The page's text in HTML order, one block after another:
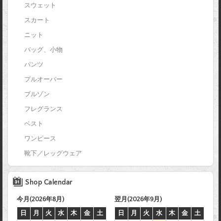
スウェット
スカート
ニット
バッグ、小物
パンツ
プルオーバー
ブルゾン
フレグランス
ベスト
ワンピース
靴下／レッグウェア
Shop Calendar
今月(2026年8月)
日
月 火 水 木 金 土
翌月(2026年9月)
日
月 火 水 木 金 土